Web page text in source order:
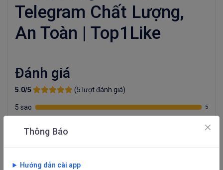
Telegram Chất Lượng,
An Toàn | Top1Like
Đánh giá
5.0/5 (5 lượt đánh giá)
5 sao 5
3 sao 0
Thông Báo
Hướng dẫn cài app